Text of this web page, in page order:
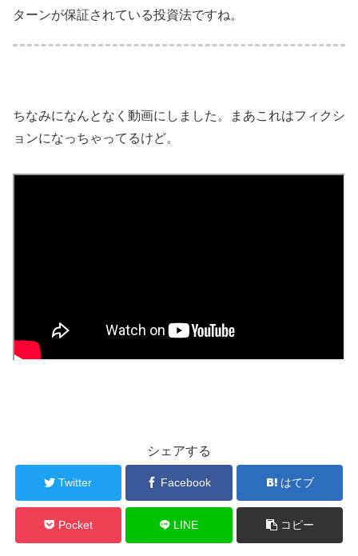
ターンが保証されている投資法ですね。
ちなみになんとなく動画にしました。まあこれはフィクシ
ョンになっちゃってるけど。
シェアする
Twitter Facebook はてブ
Pocket LINE コピー